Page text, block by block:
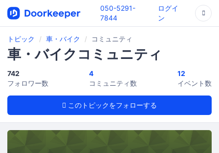
050-5291-
7844
ログイ
ン
トピック 車・バイク コミュニティ
車・バイクコミュニティ
このトピックをフォローする
742
フォロワー数
4
コミュニティ数
12
イベント数